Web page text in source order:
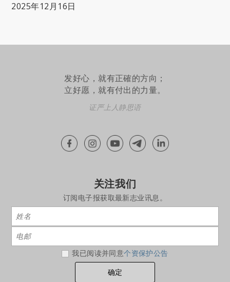
2025年12月16日
发好心，就有正確的方向；
立好愿，就有付出的力量。
证严上人静思语
关注我们
订阅电子报获取最新志业讯息。
我已阅读并同意个资保护公告